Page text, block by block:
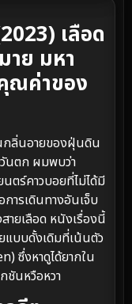
เลือด
าย มหา
ณค่าของ
กลิ่นอายของฝุ่นดิน
นตก ผมพบว่า
ตร์คาวบอยที่ไม่ได้มี
ารเดินทางอันเจ็บ
ายเลือด หนังเรื่องนี้
แบบดั้งเดิมที่เน้นตัว
ซึ่งหาดูได้ยากใน
นหวือหวา